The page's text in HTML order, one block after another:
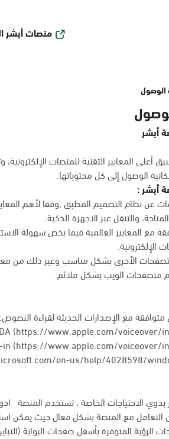
منصات أبشر
أبشر
أعلى المعايير التقنية للمنصات
الوصول إلى كل محتوياتها.
أبشر :
نظام التصميم المطبق ,وفقا لأهم
والتنقل عبر الاجهزة الذكية.
مع المعايير العالمية فيما يخص سهولة
الأخرى بشكل مناسب وغير ذلك من
متصفحات الويب بشكل ملائم.
مع الإصدارات الحديثة لقراءة النصوص:
(https://www.apple.com/voiceover/
(https://www.apple.com/voiceover/
en-us/help/4028598/
بذوي الاحتياجات الخاصة ، تستخدم المنصة
التعامل مع المنصة بشكل فعال حيث يمكن
الرؤية المتوفرة بأسفل صفحات البوابة